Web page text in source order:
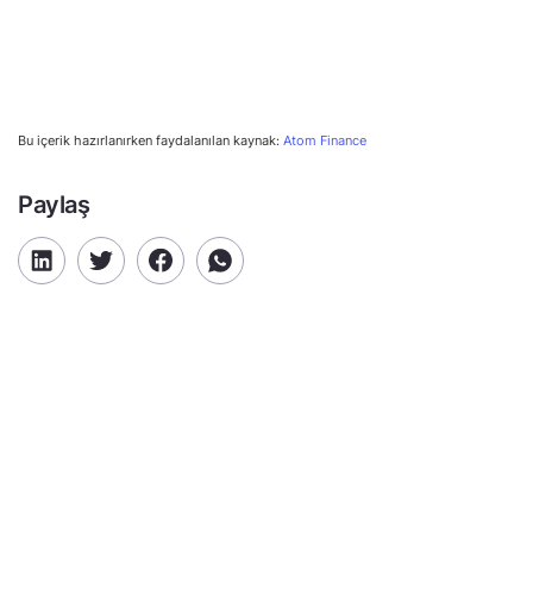
Bu içerik hazırlanırken faydalanılan kaynak: Atom Finance
Paylaş